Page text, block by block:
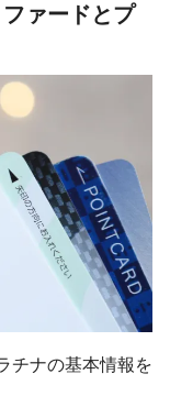
ァードとプ
チナの基本情報を